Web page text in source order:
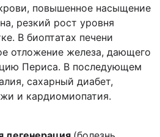
повышенное насыщение
резкий рост уровня
В биоптатах печени
отложение железа, дающего
Периса. В последующем
сахарный диабет,
и кардиомиопатия.